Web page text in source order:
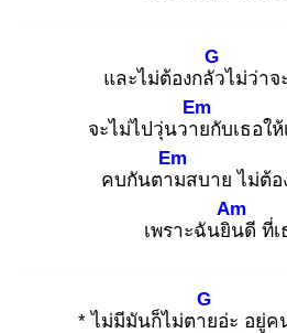
และไม่ต้องกลัว
G
ไม่ว่าจ
จะไม่ไปวุ่นวาย
Em
กับเธอใ
คบกันตาม
Em
สบาย ไม่ต้อ
เพราะฉันยิน
Am
ดี ที่เ
* ไม่มีมันก็ไม่ตาย
G
อ่ะ อยู่ค